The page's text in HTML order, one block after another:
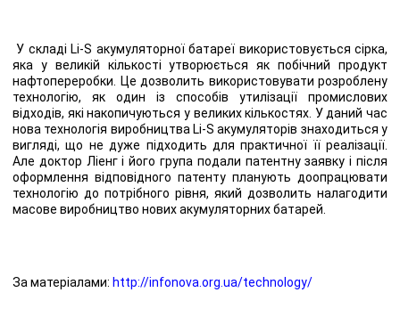
У складі Li-S акумуляторної батареї використовується сірка,
яка у великій кількості утворюється як побічний продукт
нафтопереробки. Це дозволить використовувати розроблену
технологію, як один із способів утилізації промислових
відходів, які накопичуються у великих кількостях. У даний час
нова технологія виробництва Li-S акумуляторів знаходиться у
вигляді, що не дуже підходить для практичної її реалізації.
Але доктор Ліенг і його група подали патентну заявку і після
оформлення відповідного патенту планують доопрацювати
технологію до потрібного рівня, який дозволить налагодити
масове виробництво нових акумуляторних батарей.
За матеріалами: http://infonova.org.ua/technology/